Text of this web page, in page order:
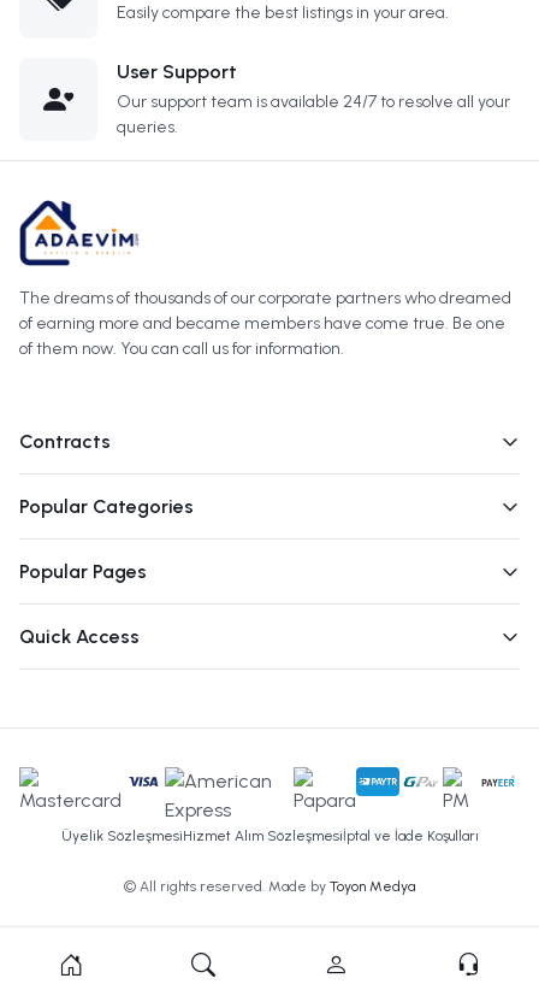
Easily compare the best listings in your area.
User Support
Our support team is available 24/7 to resolve all your
queries.
The dreams of thousands of our corporate partners who dreamed
of earning more and became members have come true. Be one
of them now. You can call us for information.
Contracts
Popular Categories
Popular Pages
Quick Access
Üyelik SözleşmesiHizmet Alım Sözleşmesiİptal ve İade Koşulları
© All rights reserved. Made by Toyon Medya